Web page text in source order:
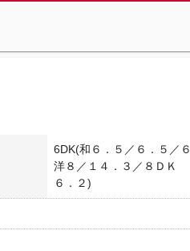
6DK(和６．５／６．５／６
洋８／１４．３／８ＤＫ
６．２)